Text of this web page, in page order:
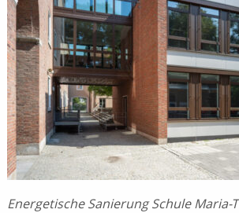
Energetische Sanierung Schule Maria-